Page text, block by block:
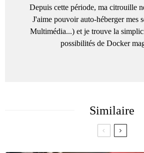
Depuis cette période, ma citrouille
J'aime pouvoir auto-héberger mes
Multimédia...) et je trouve la
possibilités de Docker
Similaire